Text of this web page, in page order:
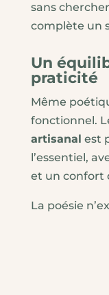
sans
complète un
Un
praticité
Même
fonctionnel.
artisanal est
l’essentiel,
et un confort
La poésie